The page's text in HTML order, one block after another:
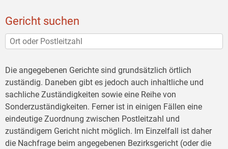
Gericht suchen
Die angegebenen Gerichte sind grundsätzlich örtlich
zuständig. Daneben gibt es jedoch auch inhaltliche und
sachliche Zuständigkeiten sowie eine Reihe von
Sonderzuständigkeiten. Ferner ist in einigen Fällen eine
eindeutige Zuordnung zwischen Postleitzahl und
zuständigem Gericht nicht möglich. Im Einzelfall ist daher
die Nachfrage beim angegebenen Bezirksgericht (oder die